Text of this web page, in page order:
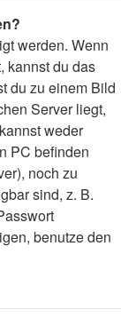
werden. Wenn
kannst du das
du zu einem Bild
Server liegt,
weder
PC befinden
noch zu
sind, z. B.
benutze den